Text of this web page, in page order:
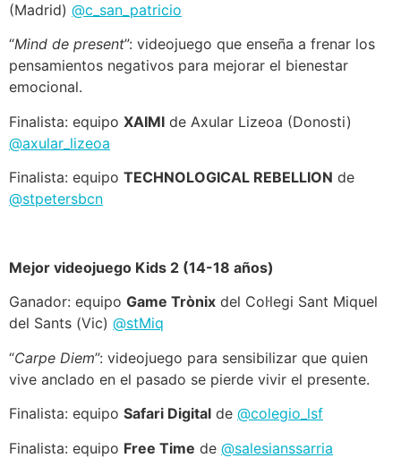
(Madrid) @c_san_patricio
“Mind de present”: videojuego que enseña a frenar los
pensamientos negativos para mejorar el bienestar
emocional.
Finalista: equipo XAIMI de Axular Lizeoa (Donosti)
@axular_lizeoa
Finalista: equipo TECHNOLOGICAL REBELLION de
@stpetersbcn
Mejor videojuego Kids 2 (14-18 años)
Ganador: equipo Game Trònix del Col·legi Sant Miquel
del Sants (Vic) @stMiq
“Carpe Diem”: videojuego para sensibilizar que quien
vive anclado en el pasado se pierde vivir el presente.
Finalista: equipo Safari Digital de @colegio_lsf
Finalista: equipo Free Time de @salesianssarria